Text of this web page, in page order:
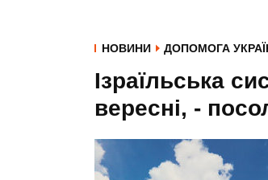
НОВИНИ ДОПОМОГА
Ізраїльська
вересні, -